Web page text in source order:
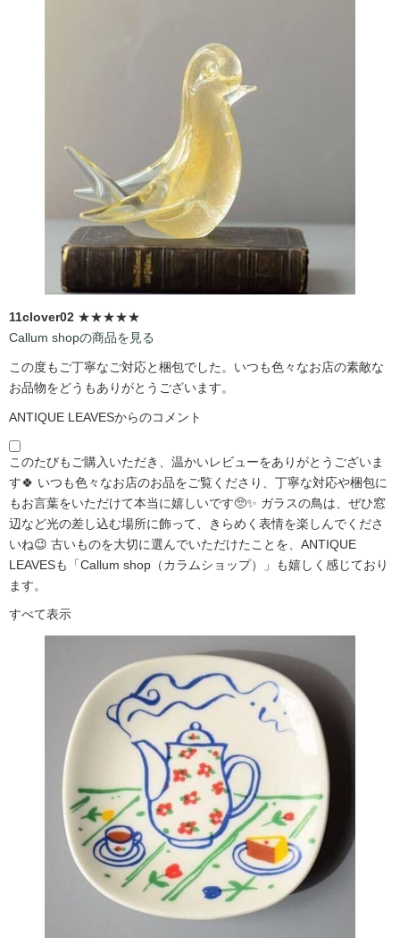
11clover02 ★★★★★
Callum shopの商品を見る
この度もご丁寧なご対応と梱包でした。いつも色々なお店の素敵な
お品物をどうもありがとうございます。
ANTIQUE LEAVESからのコメント
このたびもご購入いただき、温かいレビューをありがとうございま
す🍀 いつも色々なお店のお品をご覧くださり、丁寧な対応や梱包に
もお言葉をいただけて本当に嬉しいです🥺✨ ガラスの鳥は、ぜひ窓
辺など光の差し込む場所に飾って、きらめく表情を楽しんでくださ
いね😉 古いものを大切に選んでいただけたことを、ANTIQUE
LEAVESも「Callum shop（カラムショップ）」も嬉しく感じており
ます。
すべて表示